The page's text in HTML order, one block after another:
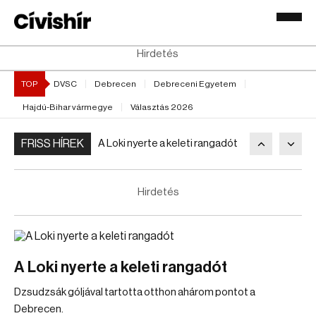
Hirdetés
TOP DVSC Debrecen Debreceni Egyetem
Hajdú-Bihar vármegye Választás 2026
FRISS HÍREK A Loki nyerte a keleti rangadót
Hirdetés
A Loki nyerte a keleti rangadót
Dzsudzsák góljával tartotta otthon ahárom pontot a
Debrecen.